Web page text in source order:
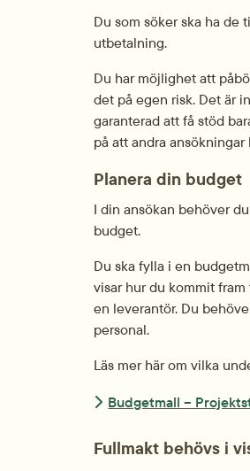
Du som söker ska ha de
utbetalning.
Du har möjlighet att
det på egen risk. Det är
garanterad att få stöd
på att andra
Planera din budget
I din ansökan behöver
budget.
Du ska fylla i en
visar hur du kommit
en leverantör. Du
personal.
Läs mer här om vilka
Budgetmall –
Fullmakt behövs i